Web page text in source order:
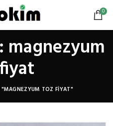
0
magnezyum
"MAGNEZYUM TOZ FIYAT"